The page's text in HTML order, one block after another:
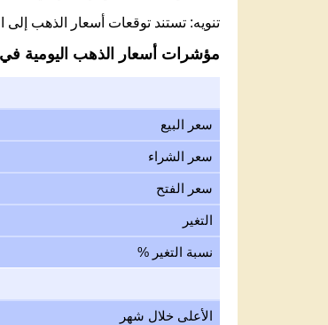
تنويه: تستند توقعات أسعار الذهب إلى
مؤشرات أسعار الذهب اليومية في
سعر البيع
سعر الشراء
سعر الفتح
التغير
نسبة التغير %
الأعلى خلال شهر